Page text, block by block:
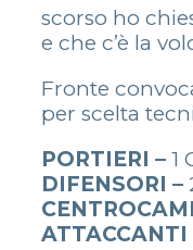
scorso ho
e che c’è la
Fronte
per scelta
PORTIERI – 1
DIFENSORI –
ATTACCANTI